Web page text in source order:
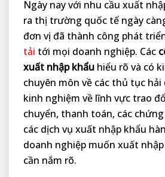
Ngày nay với nhu cầu xuất
ra thị trường quốc tế ngày
đơn vị đã thành công phát
tải tới mọi doanh nghiệp. Các
xuất nhập khẩu hiểu rõ và có
chuyên môn về các thủ tục
kinh nghiệm về lĩnh vực trao
chuyển, thanh toán, các
các dịch vụ xuất nhập khẩu
doanh nghiệp muốn xuất
cần nắm rõ.